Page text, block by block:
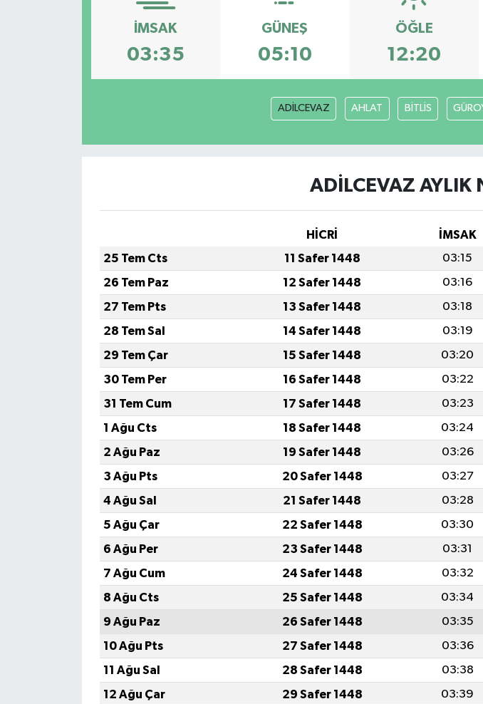
İMSAK
03:35
GÜNEŞ
05:10
ÖĞLE
12:20
ADİLCEVAZ AHLAT BİTLİS
ADİLCEVAZ AYLIK
HİCRİ İMSAK
25 Tem Cts
11 Safer 1448 03:15
26 Tem Paz
12 Safer 1448 03:16
27 Tem Pts
13 Safer 1448 03:18
28 Tem Sal
14 Safer 1448 03:19
29 Tem Çar
15 Safer 1448 03:20
30 Tem Per
16 Safer 1448 03:22
31 Tem Cum
17 Safer 1448 03:23
1 Ağu Cts
18 Safer 1448 03:24
2 Ağu Paz
19 Safer 1448 03:26
3 Ağu Pts
20 Safer 1448 03:27
4 Ağu Sal
21 Safer 1448 03:28
5 Ağu Çar
22 Safer 1448 03:30
6 Ağu Per
23 Safer 1448 03:31
7 Ağu Cum
24 Safer 1448 03:32
8 Ağu Cts
25 Safer 1448 03:34
9 Ağu Paz
26 Safer 1448 03:35
10 Ağu Pts
27 Safer 1448 03:36
11 Ağu Sal
28 Safer 1448 03:38
12 Ağu Çar
29 Safer 1448 03:39
AboneHaber Özel